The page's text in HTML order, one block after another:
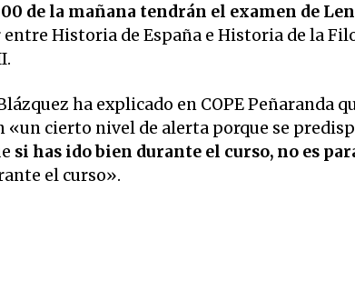
de la mañana tendrán el examen de
Historia de España e Historia de la
ha explicado en COPE Peñaranda
«un cierto nivel de alerta porque se
si has ido bien durante el curso, no es
el curso».